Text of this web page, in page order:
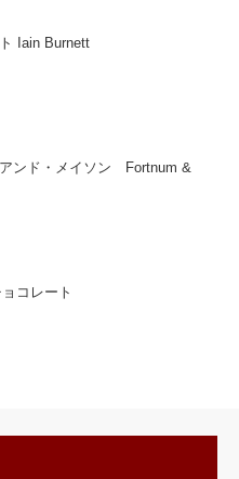
Iain Burnett
ンド・メイソン Fortnum &
コレート